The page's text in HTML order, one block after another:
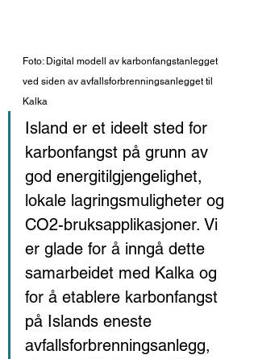
Foto: Digital modell av karbonfangstanlegget
ved siden av avfallsforbrenningsanlegget til
Kalka
Island er et ideelt sted for
karbonfangst på grunn av
god energitilgjengelighet,
lokale lagringsmuligheter og
CO2-bruksapplikasjoner. Vi
er glade for å inngå dette
samarbeidet med Kalka og
for å etablere karbonfangst
på Islands eneste
avfallsforbrenningsanlegg,